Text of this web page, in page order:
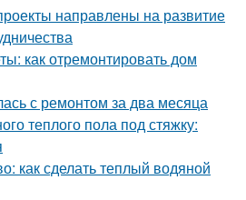
направлены на развитие
как отремонтировать дом
с ремонтом за два месяца
теплого пола под стяжку:
как сделать теплый водяной